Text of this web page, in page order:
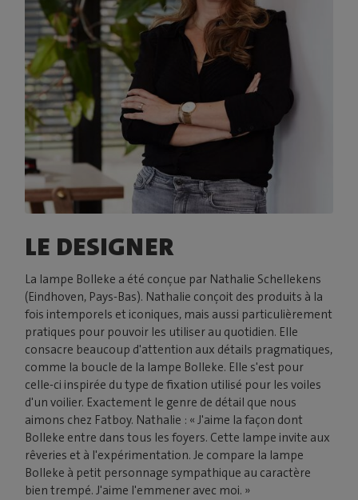
LE DESIGNER
La lampe Bolleke a été conçue par Nathalie Schellekens
(Eindhoven, Pays-Bas). Nathalie conçoit des produits à la
fois intemporels et iconiques, mais aussi particulièrement
pratiques pour pouvoir les utiliser au quotidien. Elle
consacre beaucoup d'attention aux détails pragmatiques,
comme la boucle de la lampe Bolleke. Elle s'est pour
celle-ci inspirée du type de fixation utilisé pour les voiles
d'un voilier. Exactement le genre de détail que nous
aimons chez Fatboy. Nathalie : « J'aime la façon dont
Bolleke entre dans tous les foyers. Cette lampe invite aux
rêveries et à l'expérimentation. Je compare la lampe
Bolleke à petit personnage sympathique au caractère
bien trempé. J'aime l'emmener avec moi. »